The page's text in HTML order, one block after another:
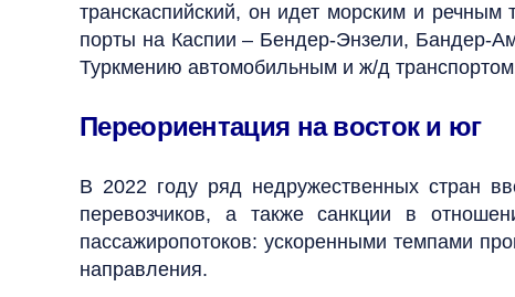
транскаспийский, он идет морским и
порты на Каспии – Бендер-Энзели, Бандер-
Туркмению автомобильным и ж/д
Переориентация на восток и юг
В 2022 году ряд недружественных стран
перевозчиков, а также санкции в
пассажиропотоков: ускоренными темпами
направления.